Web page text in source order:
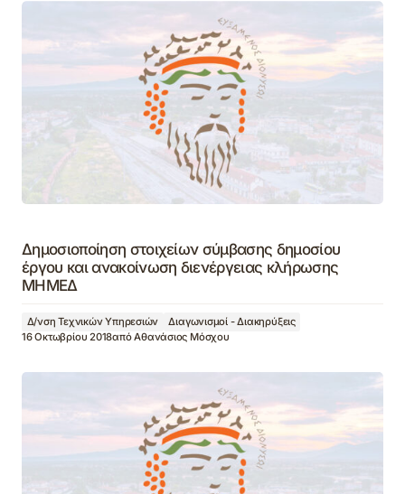
Δημοσιοποίηση στοιχείων σύμβασης δημοσίου
έργου και ανακοίνωση διενέργειας κλήρωσης
ΜΗΜΕΔ
Δ/νση Τεχνικών Υπηρεσιών
Διαγωνισμοί - Διακηρύξεις
16 Οκτωβρίου 2018απόΑθανάσιος Μόσχου